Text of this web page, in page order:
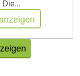
Die...